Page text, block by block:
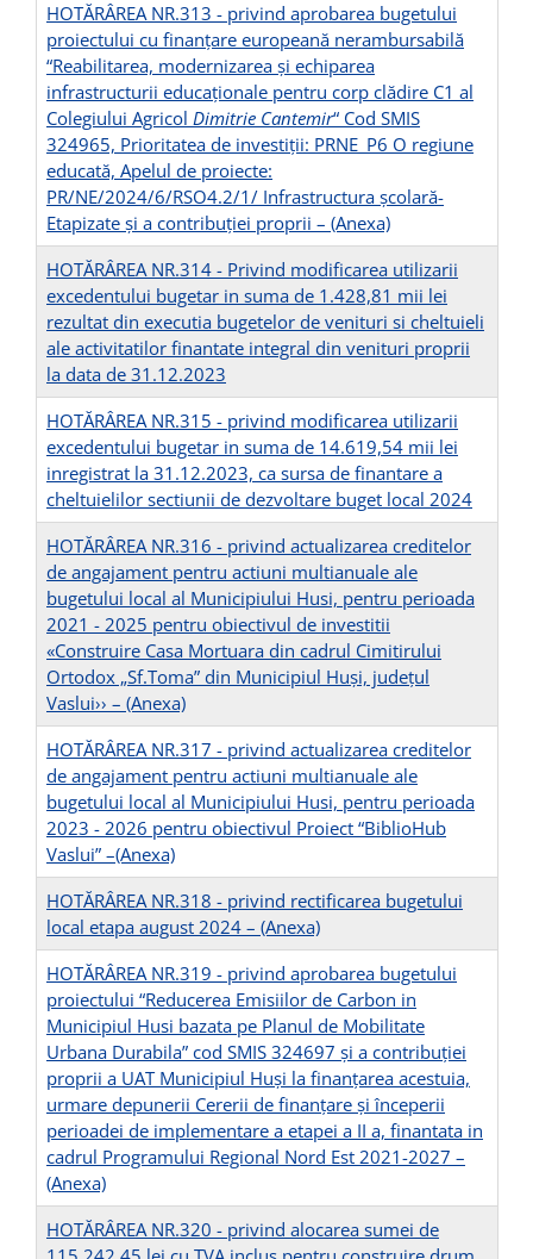
HOTĂRÂREA NR.313 - privind aprobarea bugetului
proiectului cu finanțare europeană nerambursabilă
“Reabilitarea, modernizarea şi echiparea
infrastructurii educaţionale pentru corp clădire C1 al
Colegiului Agricol Dimitrie Cantemir“ Cod SMIS
324965, Prioritatea de investiții: PRNE_P6 O regiune
educată, Apelul de proiecte:
PR/NE/2024/6/RSO4.2/1/ Infrastructura școlară-
Etapizate și a contribuției proprii – (Anexa)
HOTĂRÂREA NR.314 - Privind modificarea utilizarii
excedentului bugetar in suma de 1.428,81 mii lei
rezultat din executia bugetelor de venituri si cheltuieli
ale activitatilor finantate integral din venituri proprii
la data de 31.12.2023
HOTĂRÂREA NR.315 - privind modificarea utilizarii
excedentului bugetar in suma de 14.619,54 mii lei
inregistrat la 31.12.2023, ca sursa de finantare a
cheltuielilor sectiunii de dezvoltare buget local 2024
HOTĂRÂREA NR.316 - privind actualizarea creditelor
de angajament pentru actiuni multianuale ale
bugetului local al Municipiului Husi, pentru perioada
2021 - 2025 pentru obiectivul de investitii
«Construire Casa Mortuara din cadrul Cimitirului
Ortodox „Sf.Toma” din Municipiul Huși, județul
Vaslui›› – (Anexa)
HOTĂRÂREA NR.317 - privind actualizarea creditelor
de angajament pentru actiuni multianuale ale
bugetului local al Municipiului Husi, pentru perioada
2023 - 2026 pentru obiectivul Proiect “BiblioHub
Vaslui” –(Anexa)
HOTĂRÂREA NR.318 - privind rectificarea bugetului
local etapa august 2024 – (Anexa)
HOTĂRÂREA NR.319 - privind aprobarea bugetului
proiectului “Reducerea Emisiilor de Carbon in
Municipiul Husi bazata pe Planul de Mobilitate
Urbana Durabila” cod SMIS 324697 și a contribuției
proprii a UAT Municipiul Huși la finanțarea acestuia,
urmare depunerii Cererii de finanțare și începerii
perioadei de implementare a etapei a II a, finantata in
cadrul Programului Regional Nord Est 2021-2027 –
(Anexa)
HOTĂRÂREA NR.320 - privind alocarea sumei de